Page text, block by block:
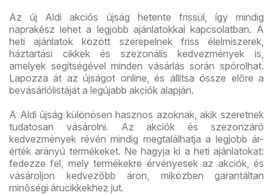
Az új Aldi akciós újság hetente frissül, így mindig
naprakész lehet a legjobb ajánlatokkal kapcsolatban. A
heti ajánlatok között szerepelnek friss élelmiszerek,
háztartási cikkek és szezonális kedvezmények is,
amelyek segítségével minden vásárlás során spórolhat.
Lapozza át az újságot online, és állítsa össze előre a
bevásárlólistáját a legújabb akciók alapján.
A Aldi újság különösen hasznos azoknak, akik szeretnek
tudatosan vásárolni. Az akciók és szezonzáró
kedvezmények révén mindig megtalálhatja a legjobb ár-
érték arányú termékeket. Ne hagyja ki a heti ajánlatokat:
fedezze fel, mely termékekre érvényesek az akciók, és
vásároljon kedvezőbb áron, miközben garantáltan
minőségi árucikkekhez jut.